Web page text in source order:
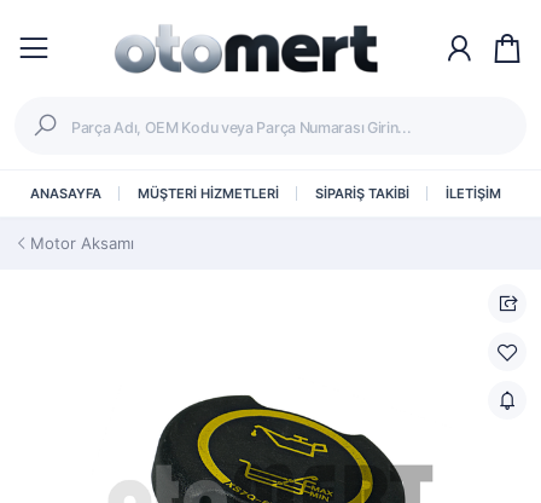
ANASAYFA MÜŞTERİ HİZMETLERİ SİPARİŞ TAKİBİ İLETİŞİM
Motor Aksamı